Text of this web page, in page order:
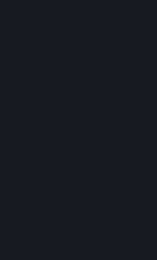
Valve peut facturer des frais
Marché de Souscriptions.
de ces frais avant toute
Valve perçoit la taxe de
transactions effectuées sur
conformément à la loi.
spécialiste de la fiscalité
votre responsabilité dans
activités sur les Marchés de
Vous convenez que Valve
de maintenir un quelconque
peut décider de cesser les
Souscriptions, de changer
de modifier les conditions
Souscriptions. Vous serez
substantiel aux conditions
de Souscriptions dans un
en vigueur du changement,
faute du Souscripteur, ou